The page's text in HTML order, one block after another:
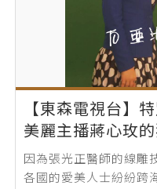
【東森電視台】
美麗主播蔣心玫
因為張光正醫師的線雕
各國的愛美人士紛紛跨